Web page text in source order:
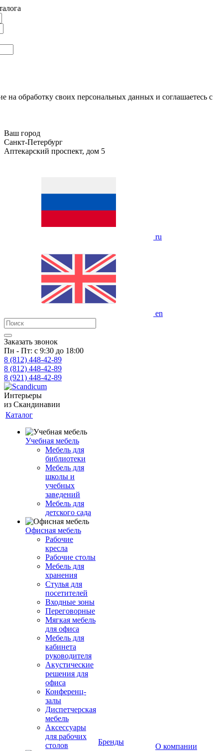
на обработку своих персональных данных и соглашаетесь с
Ваш город
Санкт-Петербург
Аптекарский проспект, дом 5
ru
en
Заказать звонок
Пн - Пт: с 9:30 до 18:00
8 (812) 448-42-89
8 (812) 448-42-89
8 (921) 448-42-89
Интерьеры
из Скандинавии
Каталог
Учебная мебель
Мебель для
библиотеки
Мебель для
школы и
учебных
заведений
Мебель для
детского сада
Офисная мебель
Рабочие
кресла
Рабочие столы
Мебель для
хранения
Стулья для
посетителей
Входные зоны
Переговорные
Мягкая мебель
для офиса
Мебель для
кабинета
руководителя
Акустические
решения для
офиса
Конференц-
залы
Диспетчерская
мебель
Аксессуары
для рабочих
столов
Бренды
О компании